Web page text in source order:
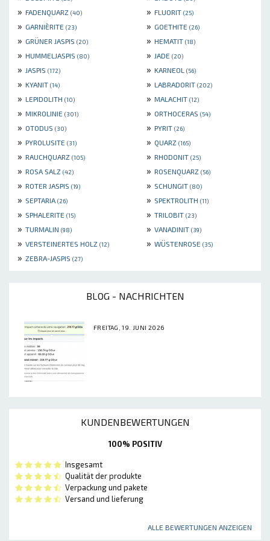
» FADENQUARZ (40) » FLUORIT (25)
» GARNIÈRITE (23) » GOETHITE (26)
» GRÜNER JASPIS (20) » HEMATIT (18)
» HUMMELJASPIS (80) » JADE (20)
» JASPIS (172) » KARNEOL (56)
» KYANIT (14) » LABRADORIT (202)
» LEPIDOLITH (10) » MALACHIT (12)
» MIKROLINIE (301) » ORTHOCERAS (54)
» OTODUS (30) » PYRIT (26)
» PYROLUSITE (31) » QUARZ (165)
» RAUCHQUARZ (105) » RHODONIT (25)
» ROSA SALZ (42) » ROSENQUARZ (56)
» ROTER JASPIS (19) » SCHUNGIT (80)
» SEPTARIA (26) » SPEKTROLITH (11)
» SPHALERITE (15) » TRILOBIT (23)
» TURMALIN (98) » VANADINIT (39)
» VERSTEINERTES HOLZ (12) » WÜSTENROSE (35)
» ZEBRA-JASPIS (27)
BLOG - NACHRICHTEN
FREITAG, 19. JUNI 2026
KUNDENBEWERTUNGEN
100% POSITIV
Insgesamt
Qualität der produkte
Verpackung und pakete
Versand und lieferung
ALLE BEWERTUNGEN ANZEIGEN